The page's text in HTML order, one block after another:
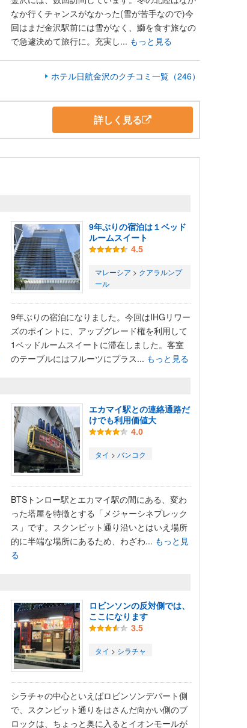
なか行くチャンスがなかった(雪が苦手なので)今
回はまだ金沢駅前には雪がなく、鰤を食す旅なの
で急遽決めて旅行に。充実し... もっと見る
ホテル日航金沢のクチコミ一覧（246）
詳しく見る
9年ぶりの宿泊は１ベッド
ルームスイート
4.5
マレーシア > クアラルンプ
ール
9年ぶりの宿泊になりました。今回はIHGリワー
ズのポイントに、アップグレード権を利用して
1ベッドルームスイートに滞在しました。客室
のテーブルにはフルーツにプラス... もっと見る
エカマイ駅との連絡通路だ
けでも利用価値大
4.0
タイ > バンコク
BTSトンロー駅とエカマイ駅の間にある、変わ
った塔屋を特徴とする「メジャーシネプレック
ス」です。スクンビット通り沿いとはいえ場所
的に半端な場所にあるため、わざわ... もっと見
る
ロビンソンの反対側では、
ここになります
3.5
タイ > シラチャ
シラチャの中心といえばロビンソンデパート側
で、スクンビット通りをはさんだ向かい側のブ
ロックは、ちょっと奥に入るとイオンモールが